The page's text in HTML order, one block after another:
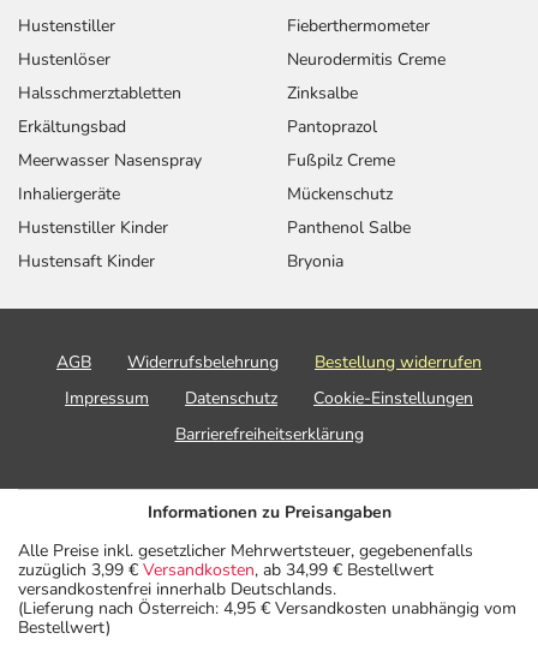
Hustenstiller
Hustenlöser
Halsschmerztabletten
Erkältungsbad
Meerwasser Nasenspray
Inhaliergeräte
Hustenstiller Kinder
Hustensaft Kinder
Fieberthermometer
Neurodermitis Creme
Zinksalbe
Pantoprazol
Fußpilz Creme
Mückenschutz
Panthenol Salbe
Bryonia
AGB Widerrufsbelehrung
Bestellung widerrufen
Impressum
Datenschutz
Cookie-Einstellungen
Barrierefreiheitserklärung
Informationen zu Preisangaben
Alle Preise inkl. gesetzlicher Mehrwertsteuer, gegebenenfalls
zuzüglich 3,99 € Versandkosten, ab 34,99 € Bestellwert
versandkostenfrei innerhalb Deutschlands.
(Lieferung nach Österreich: 4,95 € Versandkosten unabhängig vom
Bestellwert)